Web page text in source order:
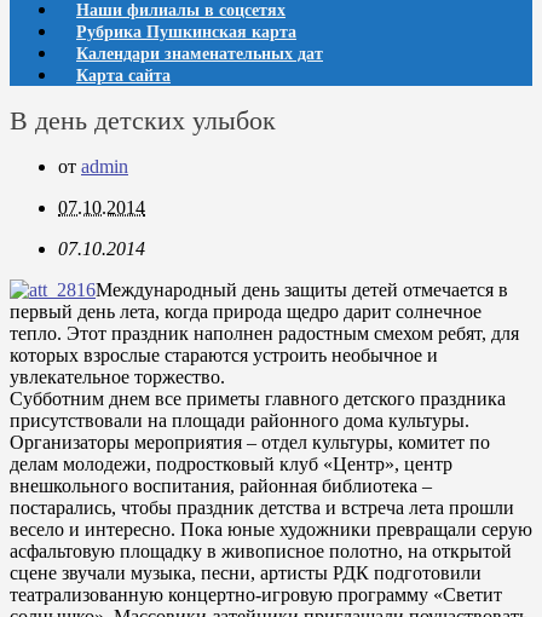
Наши филиалы в соцсетях
Рубрика Пушкинская карта
Календари знаменательных дат
Карта сайта
В день детских улыбок
от admin
07.10.2014
07.10.2014
Международный день защиты детей отмечается в
первый день лета, когда природа щедро дарит солнечное
тепло. Этот праздник наполнен радостным смехом ребят, для
которых взрослые стараются устроить необычное и
увлекательное торжество.
Субботним днем все приметы главного детского праздника
присутствовали на площади районного дома культуры.
Организаторы мероприятия – отдел культуры, комитет по
делам молодежи, подростковый клуб «Центр», центр
внешкольного воспитания, районная библиотека –
постарались, чтобы праздник детства и встреча лета прошли
весело и интересно. Пока юные художники превращали серую
асфальтовую площадку в живописное полотно, на открытой
сцене звучали музыка, песни, артисты РДК подготовили
театрализованную концертно-игровую программу «Светит